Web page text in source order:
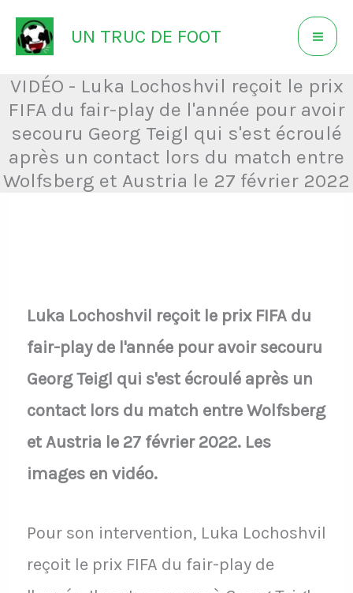
Aller
au
contenu
UN TRUC DE FOOT
VIDÉO - Luka Lochoshvil reçoit le prix
FIFA du fair-play de l'année pour avoir
secouru Georg Teigl qui s'est écroulé
après un contact lors du match entre
Wolfsberg et Austria le 27 février 2022
Luka Lochoshvil reçoit le prix FIFA du
fair-play de l'année pour avoir secouru
Georg Teigl qui s'est écroulé après un
contact lors du match entre Wolfsberg
et Austria le 27 février 2022. Les
images en vidéo.
Pour son intervention, Luka Lochoshvil
reçoit le prix FIFA du fair-play de